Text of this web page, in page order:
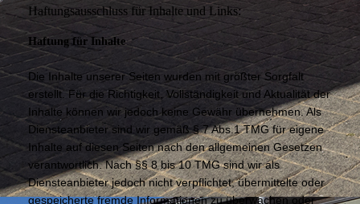
Haftungsausschluss für Inhalte und Links:
Haftung für Inhalte
Die Inhalte unserer Seiten wurden mit größter Sorgfalt
erstellt. Für die Richtigkeit, Vollständigkeit und Aktualität der
Inhalte können wir jedoch keine Gewähr übernehmen. Als
Diensteanbieter sind wir gemäß § 7 Abs.1 TMG für eigene
Inhalte auf diesen Seiten nach den allgemeinen Gesetzen
verantwortlich. Nach §§ 8 bis 10 TMG sind wir als
Diensteanbieter jedoch nicht verpflichtet, übermittelte oder
gespeicherte fremde Informationen zu überwachen oder